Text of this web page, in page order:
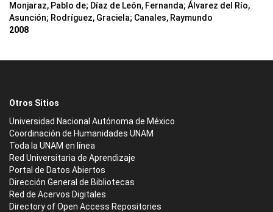
Monjaraz, Pablo de; Díaz de León, Fernanda; Álvarez del Río,
Asunción; Rodríguez, Graciela; Canales, Raymundo
2008
Otros Sitios
Universidad Nacional Autónoma de México
Coordinación de Humanidades UNAM
Toda la UNAM en línea
Red Universitaria de Aprendizaje
Portal de Datos Abiertos
Dirección General de Bibliotecas
Red de Acervos Digitales
Directory of Open Access Repositories